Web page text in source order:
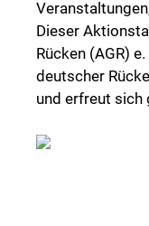
Dieser
Rücken (AGR)
deutscher
und erfreut sich